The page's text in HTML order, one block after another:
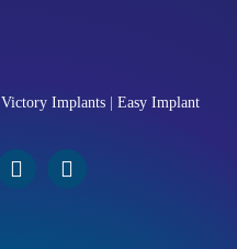
Victory Implants Easy Implant